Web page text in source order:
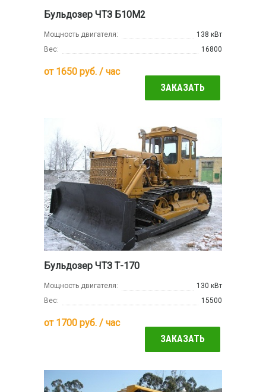
Бульдозер ЧТЗ Б10М2
Мощность двигателя:
138 кВт
Вес:
16800
от 1650 руб. / час
ЗАКАЗАТЬ
Бульдозер ЧТЗ Т-170
Мощность двигателя:
130 кВт
Вес:
15500
от 1700 руб. / час
ЗАКАЗАТЬ